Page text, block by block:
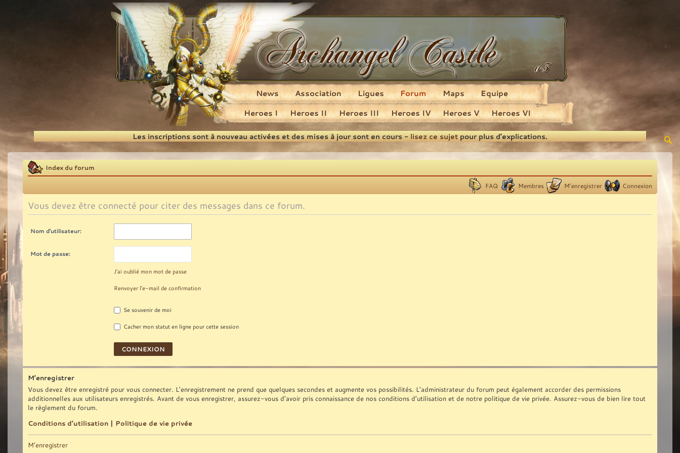
Recherche
Heroes I Heroes II Heroes III Heroes IV Heroes V Heroes VI
News Association Ligues Forum Maps Equipe
Les inscriptions sont à nouveau activées et des mises à jour sont en cours -lisez ce sujetpour plus d'explications.
Index du forum
FAQ Membres M’enregistrer Connexion
Vous devez être connecté pour citer des messages dans ce forum.
Nom d’utilisateur:
Mot de passe:
J’ai oublié mon mot de passe
Renvoyer l’e-mail de confirmation
Se souvenir de moi
Cacher mon statut en ligne pour cette session
M’enregistrer
Vous devez être enregistré pour vous connecter. L’enregistrement ne prend que quelques secondes et augmente vos possibilités. L’administrateur du forum peut également accorder des permissions
additionnelles aux utilisateurs enregistrés. Avant de vous enregistrer, assurez-vous d’avoir pris connaissance de nos conditions d’utilisation et de notre politique de vie privée. Assurez-vous de bien lire tout
le règlement du forum.
Conditions d’utilisation | Politique de vie privée
M’enregistrer